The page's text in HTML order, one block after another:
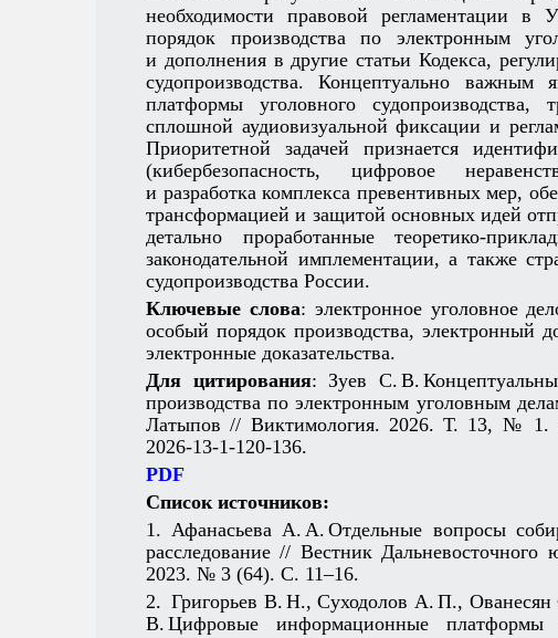
необходимости правовой
порядок производства по электронным
и дополнения в другие статьи Кодекса,
судопроизводства. Концептуально важным
платформы уголовного
сплошной аудиовизуальной фиксации и
Приоритетной задачей признается
(кибербезопасность, цифровое
и разработка комплекса превентивных мер,
трансформацией и защитой основных идей
детально проработанные теоретико-­
законодательной имплементации, а также
судопроизводства России.
Ключевые слова: электронное уголовное
особый порядок производства, электронный
электронные доказательства.
Для цитирования: Зуев С. В.
производства по электронным уголовным
Латыпов // Виктимология. 2026. Т. 13, № 1.
2026-13-1-120-136.
PDF
Список источников:
1. Афанасьева А. А. Отдельные вопросы
расследование // Вестник
2023. № 3 (64). С. 11–16.
2. Григорьев В. Н., Суходолов А. П.,
В. Цифровые информационные платформы